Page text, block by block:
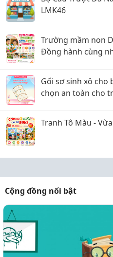
LMK46
Trường mầm non
Đồng hành cùng
Gối sơ sinh xô cho
chọn an toàn cho
Tranh Tô Màu -
Cộng đồng nổi bật